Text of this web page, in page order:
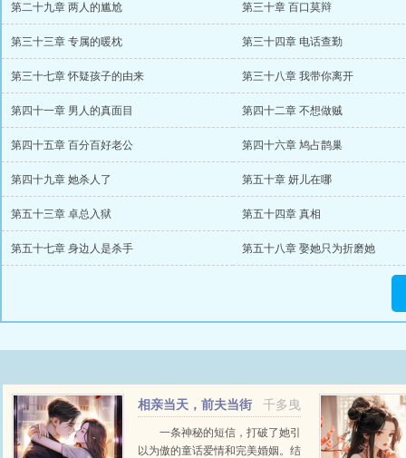
第二十九章 两人的尴尬 第三十章 百口莫辩
第三十三章 专属的暖枕 第三十四章 电话查勤
第三十七章 怀疑孩子的由来 第三十八章 我带你离开
第四十一章 男人的真面目 第四十二章 不想做贼
第四十五章 百分百好老公 第四十六章 鸠占鹊巢
第四十九章 她杀人了 第五十章 妍儿在哪
第五十三章 卓总入狱 第五十四章 真相
第五十七章 身边人是杀手 第五十八章 娶她只为折磨她
千多曳
相亲当天，前夫当街
强吻她一条神秘的短信，打破了她引
以为傲的童话爱情和完美婚姻。结